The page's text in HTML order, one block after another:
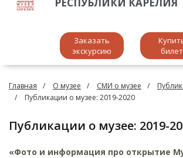
РЕСПУБЛИКИ КАРЕЛИЯ
Заказать
экскурсию
билет
Главная О музее СМИ о музее
Публикации о музее: 2019-2020
Публикации о музее: 2019-
«Фото и информация про открытие